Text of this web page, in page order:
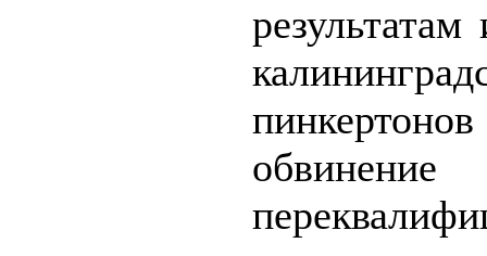
пинкертонов
обвинение